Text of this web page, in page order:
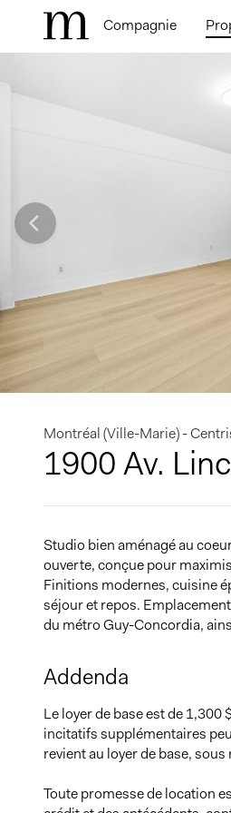
Compagnie
Montréal (Ville-Marie) -
1900 Av.
Studio bien aménagé au
ouverte, conçue pour
Finitions modernes, cuisine
séjour et repos.
du métro Guy-Concordia,
Addenda
Le loyer de base est de
incitatifs supplémentaires
revient au loyer de base,
Toute promesse de location